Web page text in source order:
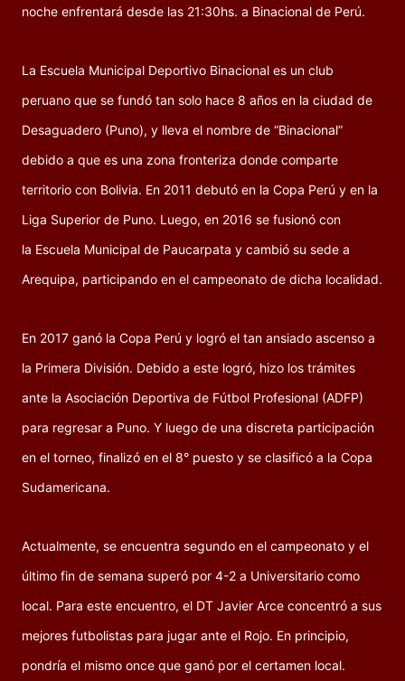
noche enfrentará desde las 21:30hs. a Binacional de Perú.
La Escuela Municipal Deportivo Binacional es un club
peruano que se fundó tan solo hace 8 años en la ciudad de
Desaguadero (Puno), y lleva el nombre de “Binacional”
debido a que es una zona fronteriza donde comparte
territorio con Bolivia. En 2011 debutó en la Copa Perú y en la
Liga Superior de Puno. Luego, en 2016 se fusionó con
la Escuela Municipal de Paucarpata y cambió su sede a
Arequipa, participando en el campeonato de dicha localidad.
En 2017 ganó la Copa Perú y logró el tan ansiado ascenso a
la Primera División. Debido a este logró, hizo los trámites
ante la Asociación Deportiva de Fútbol Profesional (ADFP)
para regresar a Puno. Y luego de una discreta participación
en el torneo, finalizó en el 8° puesto y se clasificó a la Copa
Sudamericana.
Actualmente, se encuentra segundo en el campeonato y el
último fin de semana superó por 4-2 a Universitario como
local. Para este encuentro, el DT Javier Arce concentró a sus
mejores futbolistas para jugar ante el Rojo. En principio,
pondría el mismo once que ganó por el certamen local.